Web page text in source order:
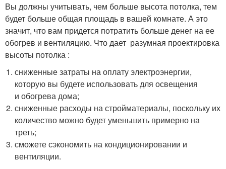
Вы должны учитывать, чем больше высота потолка, тем
будет больше общая площадь в вашей комнате. А это
значит, что вам придется потратить больше денег на ее
обогрев и вентиляцию. Что дает разумная проектировка
высоты потолка :
сниженные затраты на оплату электроэнергии,
которую вы будете использовать для освещения
и обогрева дома;
сниженные расходы на стройматериалы, поскольку их
количество можно будет уменьшить примерно на
треть;
сможете сэкономить на кондиционировании и
вентиляции.